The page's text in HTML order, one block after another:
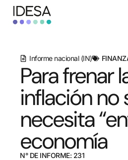
Informe nacional (IN)
Para frenar
inflación no
necesita
economía
N° DE INFORME: 231